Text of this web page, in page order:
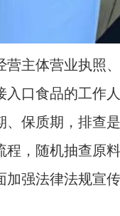
主体营业执照
口食品的工作
保质期，排查
，随机抽查原
强法律法规宣